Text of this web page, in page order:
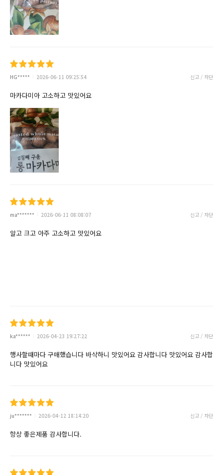
HG***** 2026-06-11 09:25:54 신고 / 차단
마카다미아 고소하고 맛있어요
ma******* 2026-06-11 08:08:07 신고 / 차단
알고 크고 아주 고소하고 맛있어요
ka****** 2026-04-23 19:27:22 신고 / 차단
행사할때마다 구매했습니다 바삭하니 맛있어요 감사합니다 맛있어요 감사합
니다 맛있어요
ju******* 2026-04-12 18:14:20 신고 / 차단
항상 좋은제품 감사합니다.